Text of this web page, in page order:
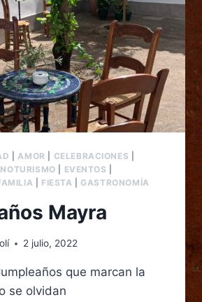
AMOR CELEBRACIONES
EVENTOS
FIESTA GASTRONOMÍA
Mayra
2 julio, 2022
que marcan la
se olvidan